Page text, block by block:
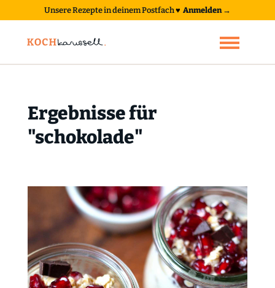
Unsere Rezepte in deinem Postfach♥ Anmelden →
Ergebnisse für
"schokolade"